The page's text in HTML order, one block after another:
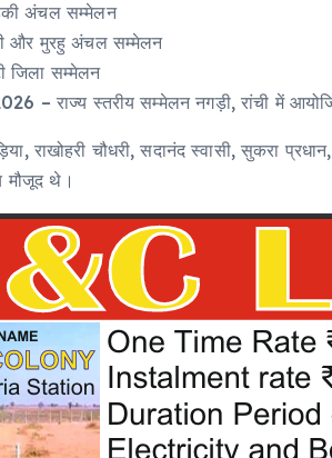
अंचल सम्मेलन
और मुरहु अंचल सम्मेलन
जिला सम्मेलन
– राज्य स्तरीय सम्मेलन नगड़ी, रांची में
राखोहरी चौधरी, सदानंद स्वासी, सुकरा
मौजूद थे।